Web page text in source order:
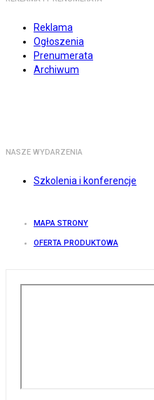
Reklama
Ogłoszenia
Prenumerata
Archiwum
NASZE WYDARZENIA
Szkolenia i konferencje
MAPA STRONY
OFERTA PRODUKTOWA